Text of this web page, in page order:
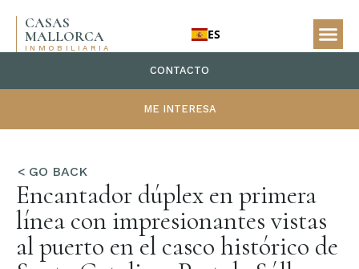
CASAS
MALLORCA
INMOBILIARIA
ES
CONTACTO
ME INTERESA
Encantador dúplex en primera
línea con impresionantes vistas
al puerto en el casco histórico de